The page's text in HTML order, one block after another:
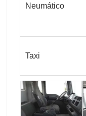
Neumático
Taxi